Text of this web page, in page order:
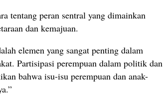
tentang peran sentral yang dimainkan
dan kemajuan.
elemen yang sangat penting dalam
Partisipasi perempuan dalam politik dan
bahwa isu-isu perempuan dan anak-